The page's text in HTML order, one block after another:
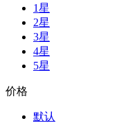
1星
2星
3星
4星
5星
价格
默认